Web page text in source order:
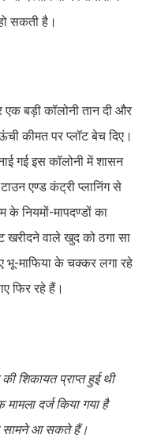
सकती है।
एक बड़ी कॉलोनी तान दी और
कीमत पर प्लॉट बेच दिए।
गई इस कॉलोनी में शासन
एण्ड कंट्री प्लानिंग से
के नियमों-मापदण्डों का
खरीदने वाले खुद को ठगा सा
माफिया के चक्कर लगा रहे
फिर रहे हैं।
शिकायत प्राप्त हुई थी
दर्ज किया गया है
सामने आ सकते हैं।